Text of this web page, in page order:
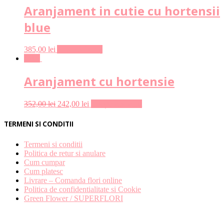
Aranjament in cutie cu hortensii
blue
385,00 lei
Aranjament cu hortensie
352,00lei 242,00 lei
TERMENI SI CONDITII
Termeni si conditii
Politica de retur si anulare
Cum cumpar
Cum platesc
Livrare – Comanda flori online
Politica de confidentialitate si Cookie
Green Flower / SUPERFLORI